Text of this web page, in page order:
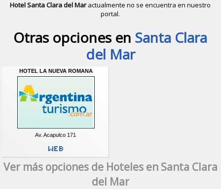
Hotel Santa Clara del Maractualmente no se encuentra en nuestro
portal.
Otras opciones en Santa Clara
del Mar
HOTEL LA NUEVA ROMANA
Av. Acapulco 171
Ver más opciones de Hoteles en Santa Clara
del Mar